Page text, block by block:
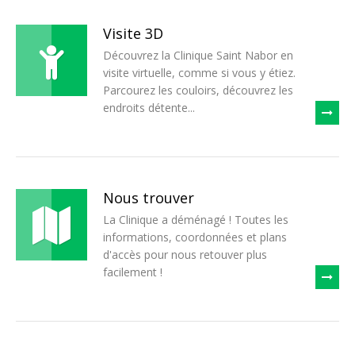
Visite 3D
Découvrez la Clinique Saint Nabor en
visite virtuelle, comme si vous y étiez.
Parcourez les couloirs, découvrez les
endroits détente...
Nous trouver
La Clinique a déménagé ! Toutes les
informations, coordonnées et plans
d'accès pour nous retouver plus
facilement !